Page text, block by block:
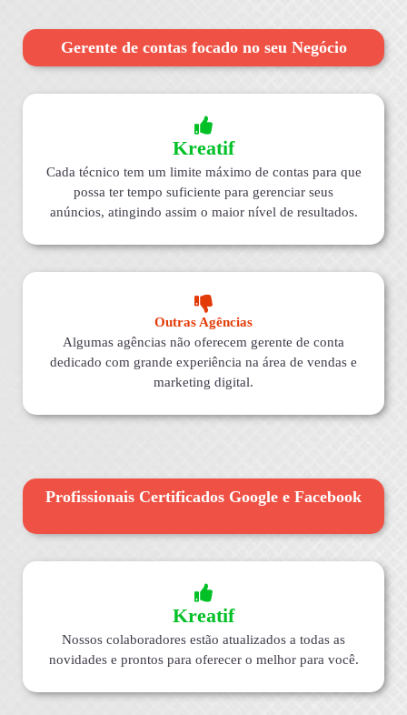
Gerente de contas focado no seu Negócio
Kreatif
Cada técnico tem um limite máximo de contas para que
possa ter tempo suficiente para gerenciar seus
anúncios, atingindo assim o maior nível de resultados.
Outras Agências
Algumas agências não oferecem gerente de conta
dedicado com grande experiência na área de vendas e
marketing digital.
Profissionais Certificados Google e Facebook
Kreatif
Nossos colaboradores estão atualizados a todas as
novidades e prontos para oferecer o melhor para você.